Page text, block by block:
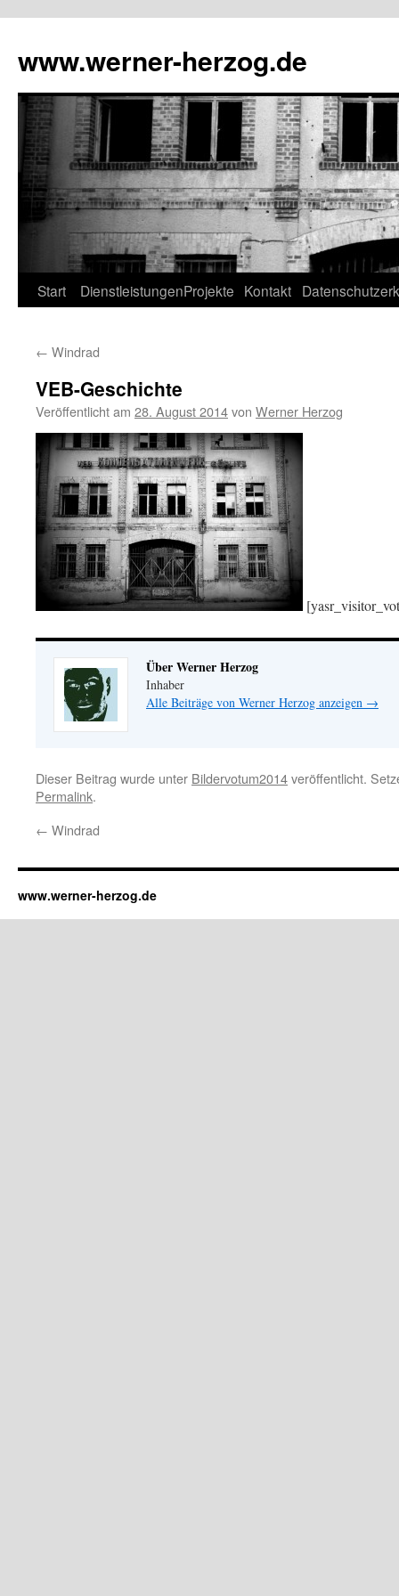
springen
www.werner-herzog.de
Start DienstleistungenProjekte Kontakt
← Windrad
VEB-Geschichte
Veröffentlicht am 28. August 2014von Werner Herzog
Über Werner Herzog
Inhaber
Alle Beiträge von Werner Herzog anzeigen →
Dieser Beitrag wurde unter Bildervotum2014veröffentlicht.
Permalink.
← Windrad
www.werner-herzog.de